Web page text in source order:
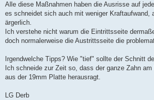
Alle diese Maßnahmen haben die Ausrisse auf
es schneidet sich auch mit weniger Kraftaufwand,
ärgerlich.
Ich verstehe nicht warum die Eintrittsseite
doch normalerweise die Austrittsseite die
Irgendwelche Tipps? Wie "tief" sollte der Schnitt
Ich schneide zur Zeit so, dass der ganze Zahn
aus der 19mm Platte herausragt.
LG Derb